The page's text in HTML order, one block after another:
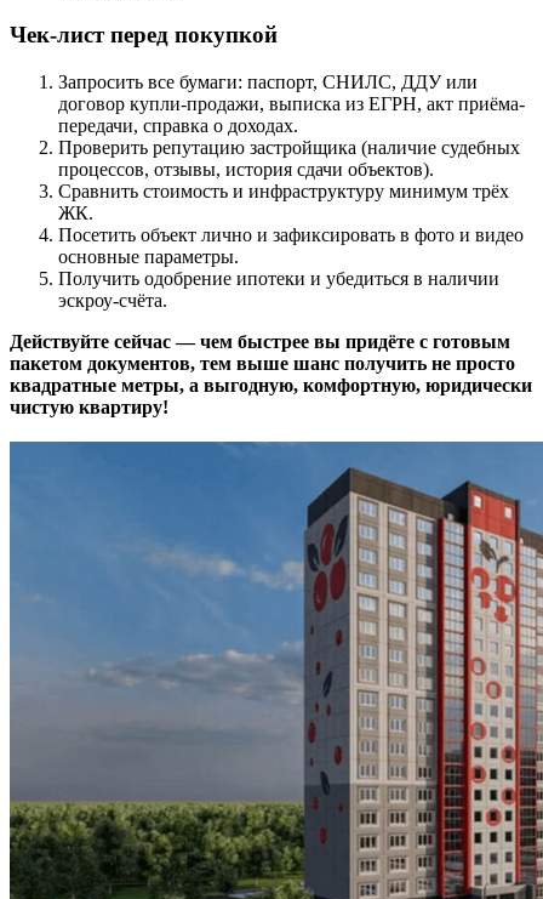
Чек-лист перед покупкой
Запросить все бумаги: паспорт, СНИЛС, ДДУ или
договор купли-продажи, выписка из ЕГРН, акт приёма-
передачи, справка о доходах.
Проверить репутацию застройщика (наличие судебных
процессов, отзывы, история сдачи объектов).
Сравнить стоимость и инфраструктуру минимум трёх
ЖК.
Посетить объект лично и зафиксировать в фото и видео
основные параметры.
Получить одобрение ипотеки и убедиться в наличии
эскроу-счёта.
Действуйте сейчас — чем быстрее вы придёте с готовым
пакетом документов, тем выше шанс получить не просто
квадратные метры, а выгодную, комфортную, юридически
чистую квартиру!